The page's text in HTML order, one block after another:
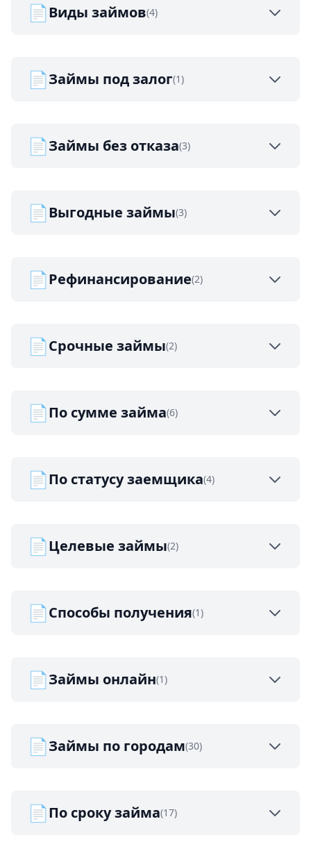
📄Виды займов(4)
📄Займы под залог(1)
📄Займы без отказа(3)
📄Выгодные займы(3)
📄Рефинансирование(2)
📄Срочные займы(2)
📄По сумме займа(6)
📄По статусу заемщика(4)
📄Целевые займы(2)
📄Способы получения(1)
📄Займы онлайн(1)
📄Займы по городам(30)
📄По сроку займа(17)